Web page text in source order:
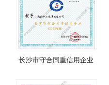
长沙市守合同重信用企业